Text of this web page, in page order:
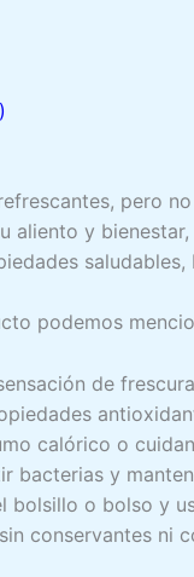
pero
aliento y
podemos
de
calórico o
bacterias y
bolsillo o bolso y
conservantes ni